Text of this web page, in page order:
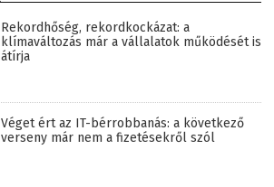
Rekordhőség, rekordkockázat: a
klímaváltozás már a vállalatok működését is
átírja
Véget ért az IT-bérrobbanás: a következő
verseny már nem a fizetésekről szól